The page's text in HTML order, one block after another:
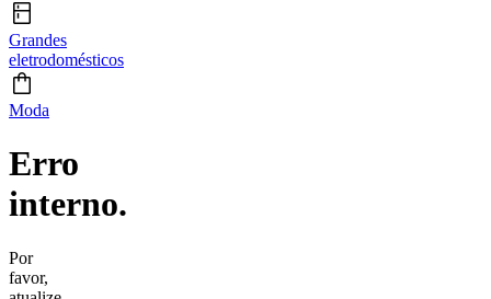
Grandes
eletrodomésticos
Moda
Erro
interno.
Por
favor,